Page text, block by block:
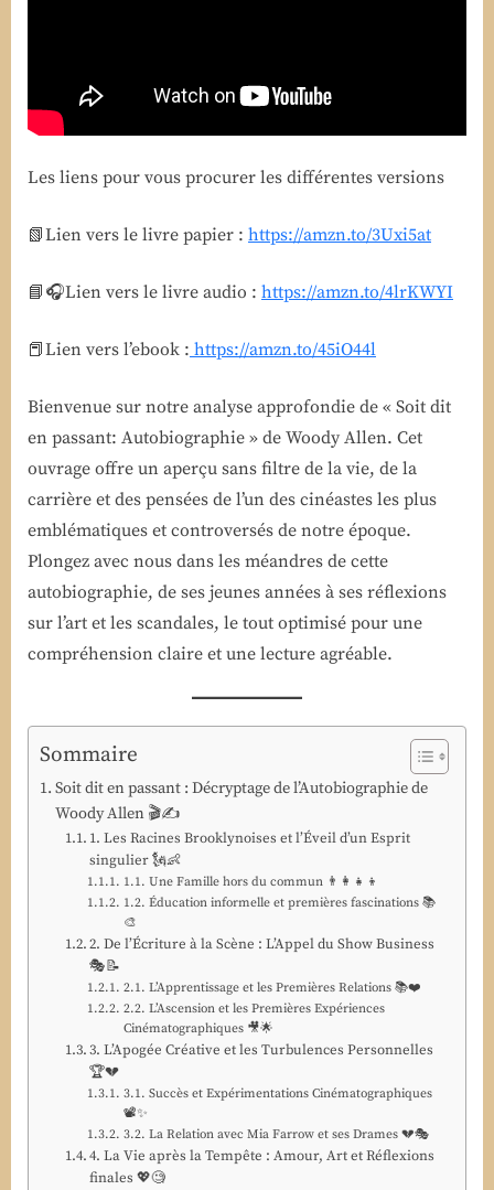
Les liens pour vous procurer les différentes versions
📗Lien vers le livre papier : https://amzn.to/3Uxi5at
📘🎧Lien vers le livre audio : https://amzn.to/4lrKWYI
📕Lien vers l’ebook : https://amzn.to/45iO44l
Bienvenue sur notre analyse approfondie de « Soit dit
en passant: Autobiographie » de Woody Allen. Cet
ouvrage offre un aperçu sans filtre de la vie, de la
carrière et des pensées de l’un des cinéastes les plus
emblématiques et controversés de notre époque.
Plongez avec nous dans les méandres de cette
autobiographie, de ses jeunes années à ses réflexions
sur l’art et les scandales, le tout optimisé pour une
compréhension claire et une lecture agréable.
Sommaire
Soit dit en passant : Décryptage de l’Autobiographie de
Woody Allen 🎬✍️
1. Les Racines Brooklynoises et l’Éveil d’un Esprit
singulier 🗽👶
1.1. Une Famille hors du commun 👨‍👩‍👧‍👦
1.2. Éducation informelle et premières fascinations 📚
🎨
2. De l’Écriture à la Scène : L’Appel du Show Business
🎭📝
2.1. L’Apprentissage et les Premières Relations 📚❤️
2.2. L’Ascension et les Premières Expériences
Cinématographiques 🎥🌟
3. L’Apogée Créative et les Turbulences Personnelles
🏆💔
3.1. Succès et Expérimentations Cinématographiques
📽️✨
3.2. La Relation avec Mia Farrow et ses Drames 💔🎭
4. La Vie après la Tempête : Amour, Art et Réflexions
finales 💖🧐